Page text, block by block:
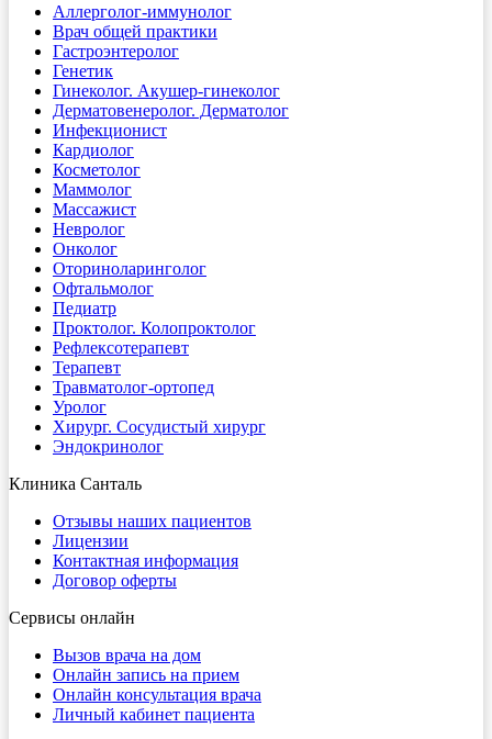
Аллерголог-иммунолог
Врач общей практики
Гастроэнтеролог
Генетик
Гинеколог. Акушер-гинеколог
Дерматовенеролог. Дерматолог
Инфекционист
Кардиолог
Косметолог
Маммолог
Массажист
Невролог
Онколог
Оториноларинголог
Офтальмолог
Педиатр
Проктолог. Колопроктолог
Рефлексотерапевт
Терапевт
Травматолог-ортопед
Уролог
Хирург. Сосудистый хирург
Эндокринолог
Клиника Санталь
Отзывы наших пациентов
Лицензии
Контактная информация
Договор оферты
Сервисы онлайн
Вызов врача на дом
Онлайн запись на прием
Онлайн консультация врача
Личный кабинет пациента